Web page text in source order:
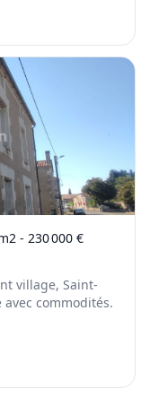
- 230 000 €
village, Saint-
commodités.